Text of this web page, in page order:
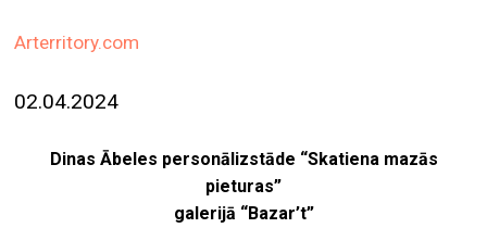
Arterritory.com
02.04.2024
Dinas Ābeles personālizstāde “Skatiena mazās
pieturas”
galerijā “Bazar’t”